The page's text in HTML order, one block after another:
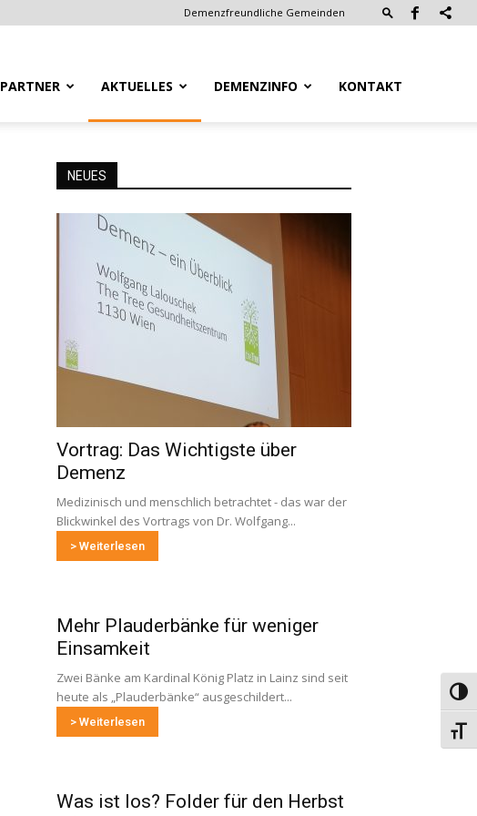
Demenzfreundliche Gemeinden
PARTNER AKTUELLES DEMENZINFO KONTAKT
NEUES
Vortrag: Das Wichtigste über
Demenz
Medizinisch und menschlich betrachtet - das war der
Blickwinkel des Vortrags von Dr. Wolfgang...
> Weiterlesen
Mehr Plauderbänke für weniger
Einsamkeit
Zwei Bänke am Kardinal König Platz in Lainz sind seit
heute als „Plauderbänke“ ausgeschildert...
> Weiterlesen
Was ist los? Folder für den Herbst